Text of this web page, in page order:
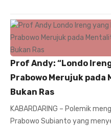
Prof Andy: “Londo
Prabowo Merujuk pada
Bukan Ras
KABARDARING – Polemik
Prabowo Subianto yang